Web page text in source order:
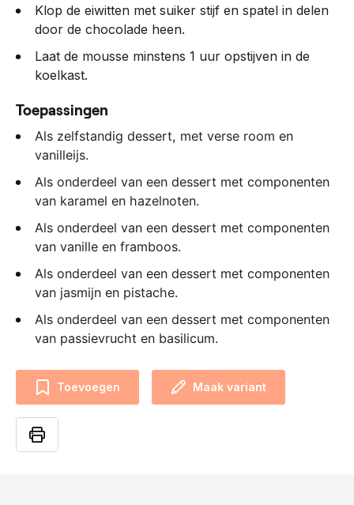
Klop de eiwitten met suiker stijf en spatel in delen
door de chocolade heen.
Laat de mousse minstens 1 uur opstijven in de
koelkast.
Toepassingen
Als zelfstandig dessert, met verse room en
vanilleijs.
Als onderdeel van een dessert met componenten
van karamel en hazelnoten.
Als onderdeel van een dessert met componenten
van vanille en framboos.
Als onderdeel van een dessert met componenten
van jasmijn en pistache.
Als onderdeel van een dessert met componenten
van passievrucht en basilicum.
Toevoegen Maak variant